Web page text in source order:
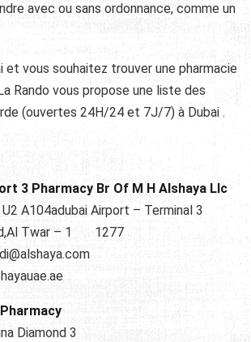
avec ou sans ordonnance, comme un
et vous souhaitez trouver une pharmacie
Rando vous propose une liste des
(ouvertes 24H/24 et 7J/7) à Dubai .
3 Pharmacy Br Of M H Alshaya Llc
A104adubai Airport – Terminal 3
Twar – 1 1277
Diamond 3